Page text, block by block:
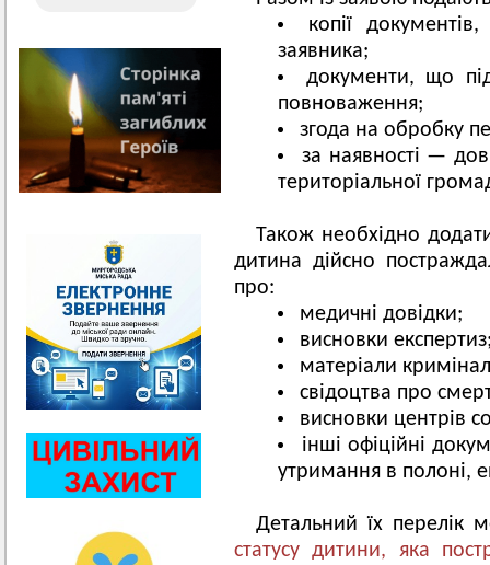
копії
заявника;
документи, що
повноваження;
згода на обробку
за наявності —
територіальної
Також необхідно
дитина дійсно
про:
медичні довідки;
висновки
матеріали
свідоцтва про
висновки центрів
інші офіційні
утримання в полоні,
Детальний їх перелік
статусу дитини, яка